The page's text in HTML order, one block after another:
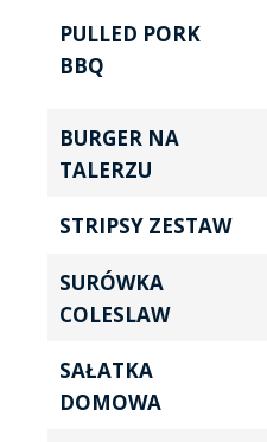
PULLED PORK
BBQ
BURGER NA
TALERZU
STRIPSY ZESTAW
SURÓWKA
COLESLAW
SAŁATKA
DOMOWA